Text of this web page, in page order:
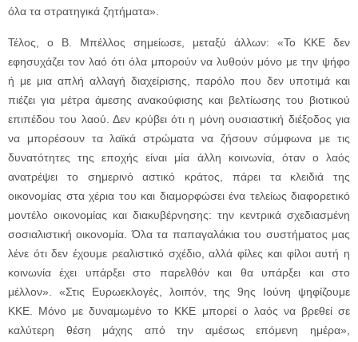
όλα τα στρατηγικά ζητήματα».
Τέλος, ο Β. Μπέλλος σημείωσε, μεταξύ άλλων: «Το ΚΚΕ δεν
εφησυχάζει τον λαό ότι όλα μπορούν να λυθούν μόνο με την ψήφο
ή με μια απλή αλλαγή διαχείρισης, παρόλο που δεν υποτιμά και
πιέζει για μέτρα άμεσης ανακούφισης και βελτίωσης του βιοτικού
επιπέδου του λαού. Δεν κρύβει ότι η μόνη ουσιαστική διέξοδος για
να μπορέσουν τα λαϊκά στρώματα να ζήσουν σύμφωνα με τις
δυνατότητες της εποχής είναι μία άλλη κοινωνία, όταν ο λαός
ανατρέψει το σημερινό αστικό κράτος, πάρει τα κλειδιά της
οικονομίας στα χέρια του και διαμορφώσει ένα τελείως διαφορετικό
μοντέλο οικονομίας και διακυβέρνησης: την κεντρικά σχεδιασμένη
σοσιαλιστική οικονομία. Όλα τα παπαγαλάκια του συστήματος μας
λένε ότι δεν έχουμε ρεαλιστικό σχέδιο, αλλά φίλες και φίλοι αυτή η
κοινωνία έχει υπάρξει στο παρελθόν και θα υπάρξει και στο
μέλλον». «Στις Ευρωεκλογές, λοιπόν, της 9ης Ιούνη ψηφίζουμε
ΚΚΕ. Μόνο με δυναμωμένο το ΚΚΕ μπορεί ο λαός να βρεθεί σε
καλύτερη θέση μάχης από την αμέσως επόμενη ημέρα»,